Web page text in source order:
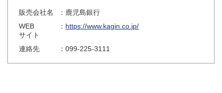
販売会社名
：鹿児島銀行
WEB
サイト
： https://www.kagin.co.jp/
連絡先 ：099-225-3111